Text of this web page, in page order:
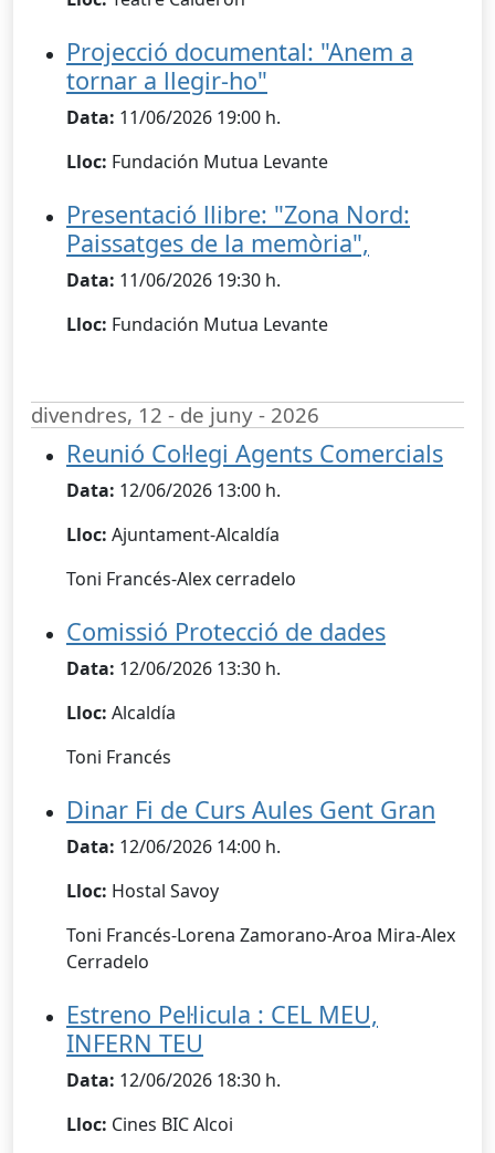
Projecció documental: "Anem a
tornar a llegir-ho"
Data: 11/06/2026 19:00 h.
Lloc: Fundación Mutua Levante
Presentació llibre: "Zona Nord:
Paissatges de la memòria",
Data: 11/06/2026 19:30 h.
Lloc: Fundación Mutua Levante
divendres, 12 - de juny - 2026
Reunió Col·legi Agents Comercials
Data: 12/06/2026 13:00 h.
Lloc: Ajuntament-Alcaldía
Toni Francés-Alex cerradelo
Comissió Protecció de dades
Data: 12/06/2026 13:30 h.
Lloc: Alcaldía
Toni Francés
Dinar Fi de Curs Aules Gent Gran
Data: 12/06/2026 14:00 h.
Lloc: Hostal Savoy
Toni Francés-Lorena Zamorano-Aroa Mira-Alex
Cerradelo
Estreno Pel·licula : CEL MEU,
INFERN TEU
Data: 12/06/2026 18:30 h.
Lloc: Cines BIC Alcoi